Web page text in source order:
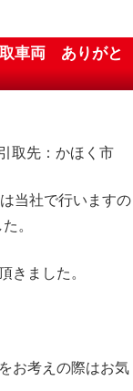
車両 ありがと
先：かほく市
当社で行いますの
。
きました。
お考えの際はお気